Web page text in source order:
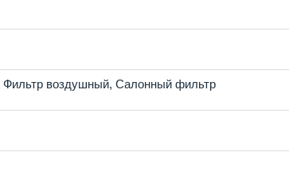
Фильтр воздушный, Салонный фильтр